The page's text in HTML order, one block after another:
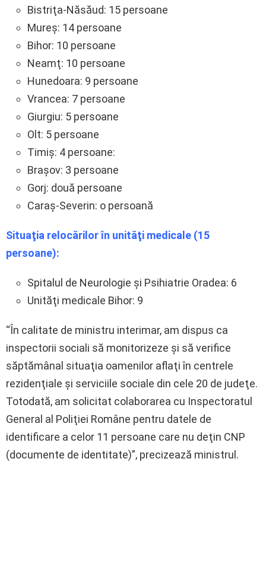
Bistriţa-Năsăud: 15 persoane
Mureş: 14 persoane
Bihor: 10 persoane
Neamţ: 10 persoane
Hunedoara: 9 persoane
Vrancea: 7 persoane
Giurgiu: 5 persoane
Olt: 5 persoane
Timiş: 4 persoane:
Braşov: 3 persoane
Gorj: două persoane
Caraş-Severin: o persoană
Situaţia relocărilor în unităţi medicale (15
persoane):
Spitalul de Neurologie şi Psihiatrie Oradea: 6
Unităţi medicale Bihor: 9
“În calitate de ministru interimar, am dispus ca
inspectorii sociali să monitorizeze şi să verifice
săptămânal situaţia oamenilor aflaţi în centrele
rezidenţiale şi serviciile sociale din cele 20 de judeţe.
Totodată, am solicitat colaborarea cu Inspectoratul
General al Poliţiei Române pentru datele de
identificare a celor 11 persoane care nu deţin CNP
(documente de identitate)”, precizează ministrul.